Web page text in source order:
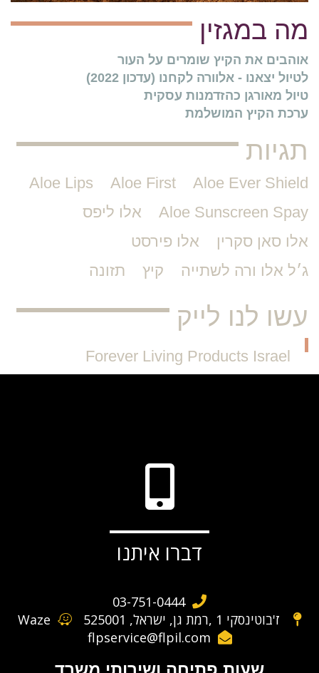
מה במגזין
אוהבים את הקיץ שומרים על העור
לטיול יצאנו - אלוורה לקחנו (עדכון 2022)
טיול מאורגן כהזדמנות עסקית
ערכת הקיץ המושלמת
תגיות
Aloe Ever Shield
Aloe First
Aloe Lips
Aloe Sunscreen Spay
אלו ליפס
אלו סאן סקרין
אלו פירסט
ג׳ל אלו ורה לשתייה
קיץ תזונה
עשו לנו לייק
Forever Living Products Israel
דברו איתנו
03-751-0444
ז'בוטינסקי 1 ,רמת גן, ישראל, 525001
Waze
flpservice@flpil.com
שעות פתיחה ושירותי משרד